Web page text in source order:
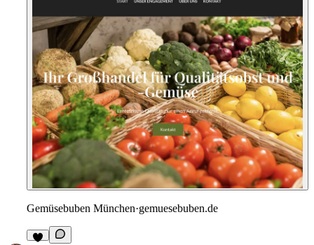
Gemüsebuben München·gemuesebuben.de